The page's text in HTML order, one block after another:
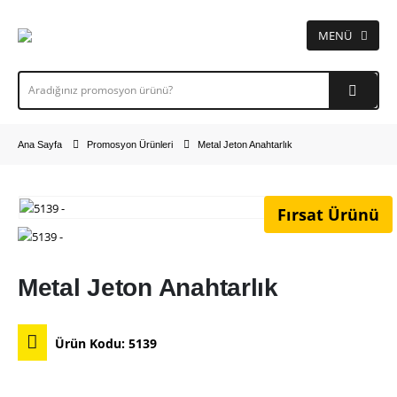
Ana Sayfa Promosyon Ürünleri Metal Jeton Anahtarlık
Fırsat Ürünü
Metal Jeton Anahtarlık
Ürün Kodu: 5139